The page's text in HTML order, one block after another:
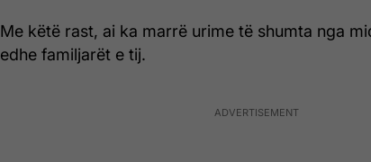
Me këtë rast, ai ka marrë urime të shumta nga
edhe familjarët e tij.